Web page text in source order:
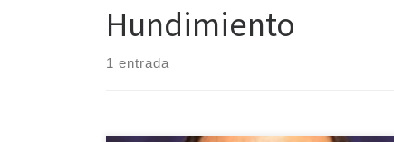
Hundimiento
1 entrada